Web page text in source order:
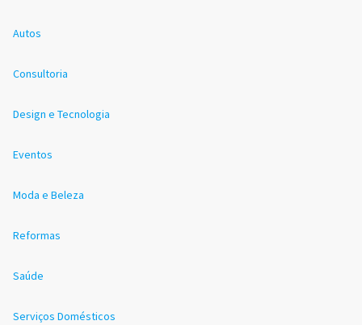
Autos
Consultoria
Design e Tecnologia
Eventos
Moda e Beleza
Reformas
Saúde
Serviços Domésticos